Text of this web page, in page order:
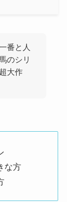
番と人
のシリ
大作
な方